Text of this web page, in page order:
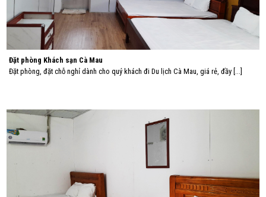
Đặt phòng Khách sạn Cà Mau
Đặt phòng, đặt chỗ nghỉ dành cho quý khách đi Du lịch Cà Mau, giá rẻ, đầy [...]